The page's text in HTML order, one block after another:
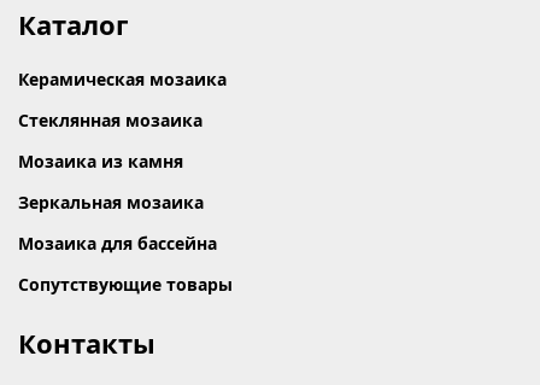
Каталог
Керамическая мозаика
Стеклянная мозаика
Мозаика из камня
Зеркальная мозаика
Мозаика для бассейна
Сопутствующие товары
Контакты